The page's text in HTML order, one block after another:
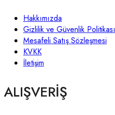
Hakkımızda
Gizlilik ve Güvenlik Politikası
Mesafeli Satış Sözleşmesi
KVKK
İletişim
ALIŞVERİŞ